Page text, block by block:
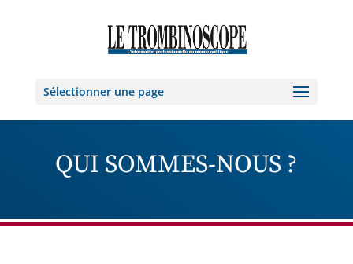
Sélectionner une page
QUI SOMMES-NOUS ?